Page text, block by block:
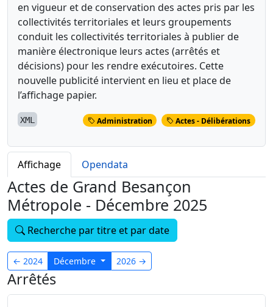
en vigueur et de conservation des actes pris par les
collectivités territoriales et leurs groupements
conduit les collectivités territoriales à publier de
manière électronique leurs actes (arrêtés et
décisions) pour les rendre exécutoires. Cette
nouvelle publicité intervient en lieu et place de
l’affichage papier.
XML Administration Actes - Délibérations
Affichage Opendata
Actes de Grand Besançon
Métropole - Décembre 2025
Recherche par titre et par date
← 2024 Décembre 2026 →
Arrêtés